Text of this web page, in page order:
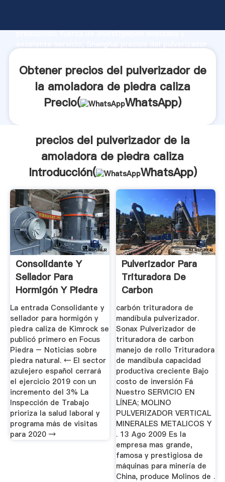
producción, fuerza de investigación avanzada y
valor y aporta valores a todos los clientes.
Obtener precios del pulverizador de
la amoladora de piedra caliza
Precio(
WhatsApp)
precios del pulverizador de la
amoladora de piedra caliza
Introducción(
WhatsApp)
Consolidante Y
Sellador Para
Hormigón Y Piedra
Caliza De ...
La entrada Consolidante y
sellador para hormigón y
piedra caliza de Kimrock se
publicó primero en Focus
Piedra – Noticias sobre
piedra natural. ← El sector
azulejero español cerrará
el ejercicio 2019 con un
incremento del 3% La
Inspección de Trabajo
prioriza la salud laboral y
programa más de visitas
para 2020 →
Pulverizador Para
Trituradora De
Carbon
carbón trituradora de
mandíbula pulverizador.
Sonax Pulverizador de
trituradora de carbon
manejo de rollo Trituradora
de mandíbula capacidad
productiva creciente Bajo
costo de inversión Fá
Nuestro SERVICIO EN
LÍNEA; MOLINO
PULVERIZADOR VERTICAL
MINERALES METALICOS Y
. 13 Ago 2009 Es la
empresa mas grande,
famosa y prestigiosa de
máquinas para minería de
China, produce Molinos de .